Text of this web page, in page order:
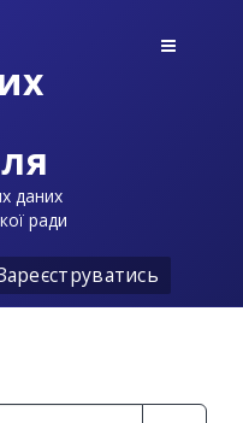
даних
ради